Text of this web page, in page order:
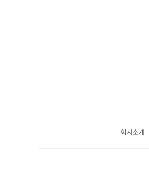
회사소개